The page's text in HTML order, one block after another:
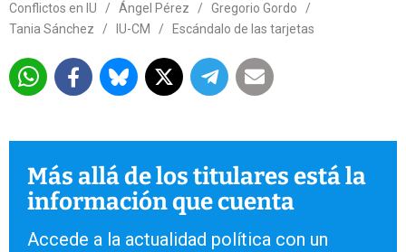
Conflictos en IU
/ Ángel Pérez / Gregorio Gordo
/
Tania Sánchez
/ IU-CM / Escándalo de las tarjetas
Más allá de los titulares está la
información que cuenta
Accede a la actualidad política con un